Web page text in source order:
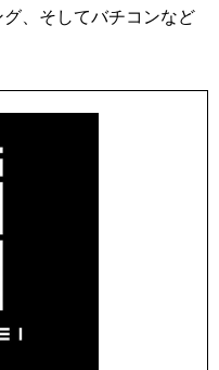
、そしてバチコンなど